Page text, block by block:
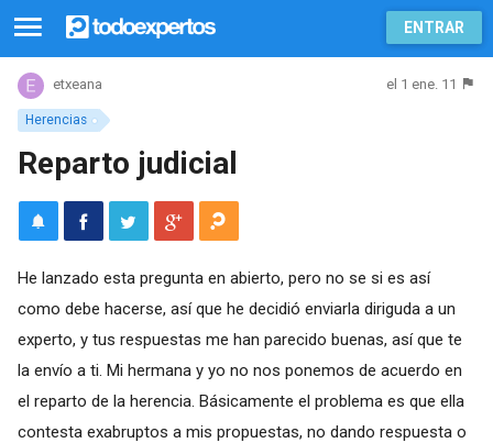
ENTRAR
Herencias
etxeana el 1 ene. 11
Reparto judicial
He lanzado esta pregunta en abierto, pero no se si es así
como debe hacerse, así que he decidió enviarla diriguda a un
experto, y tus respuestas me han parecido buenas, así que te
la envío a ti. Mi hermana y yo no nos ponemos de acuerdo en
el reparto de la herencia. Básicamente el problema es que ella
contesta exabruptos a mis propuestas, no dando respuesta o